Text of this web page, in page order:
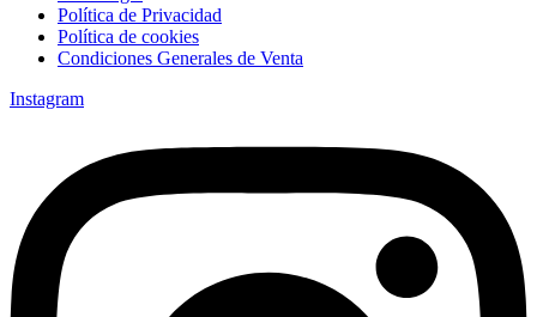
Política de Privacidad
Política de cookies
Condiciones Generales de Venta
Instagram